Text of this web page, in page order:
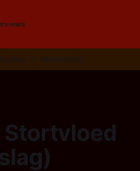
✉️ Nieuwsbrief